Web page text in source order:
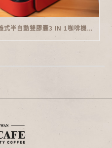
義大利基因有點神-BALZANO義式半自動雙膠囊3 IN 1咖啡機開箱